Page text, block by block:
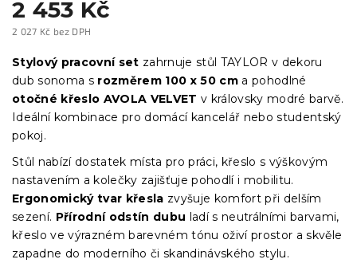
2 453 Kč
2 027 Kč bez DPH
cena:
Stylový pracovní set zahrnuje stůl TAYLOR v dekoru
dub sonoma s rozměrem 100 x 50 cm a pohodlné
otočné křeslo AVOLA VELVET v královsky modré barvě.
Ideální kombinace pro domácí kancelář nebo studentský
pokoj.
Stůl nabízí dostatek místa pro práci, křeslo s výškovým
nastavením a kolečky zajišťuje pohodlí i mobilitu.
Ergonomický tvar křesla zvyšuje komfort při delším
sezení. Přírodní odstín dubu ladí s neutrálními barvami,
křeslo ve výrazném barevném tónu oživí prostor a skvěle
zapadne do moderního či skandinávského stylu.